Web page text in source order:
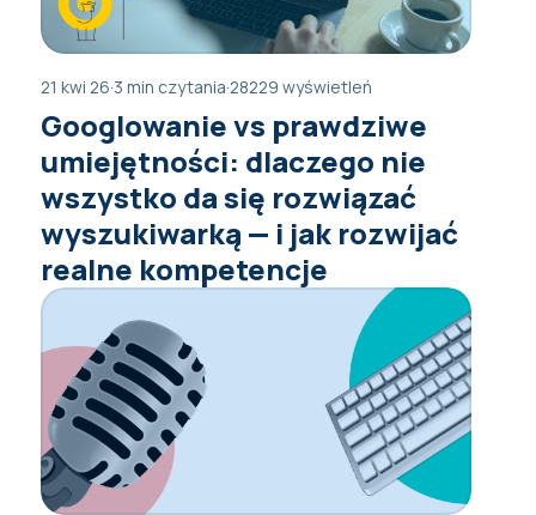
21 kwi 26·3 min czytania·28229 wyświetleń
Googlowanie vs prawdziwe
umiejętności: dlaczego nie
wszystko da się rozwiązać
wyszukiwarką — i jak rozwijać
realne kompetencje